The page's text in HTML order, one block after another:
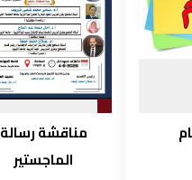
مناقشة رسالة
الماجستير